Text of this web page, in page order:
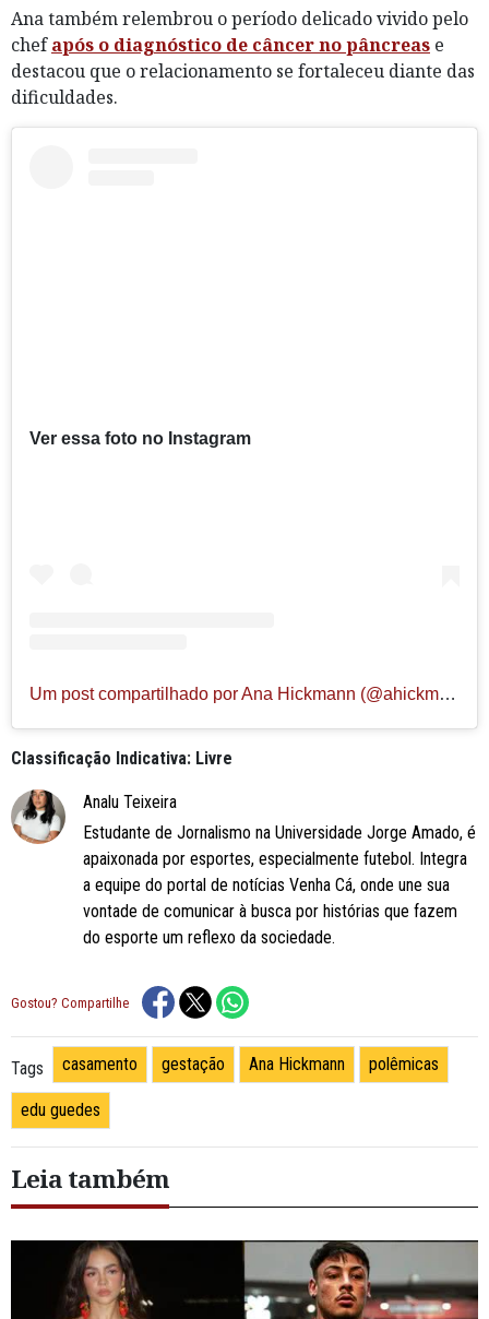
Ana também relembrou o período delicado vivido pelo
chefapós o diagnóstico de câncer no pâncreas e
destacou que o relacionamento se fortaleceu diante das
dificuldades.
Ver essa foto no Instagram
Um post compartilhado por Ana Hickmann (@ahickmann)
Classificação Indicativa: Livre
Analu Teixeira
Estudante de Jornalismo na Universidade Jorge Amado, é
apaixonada por esportes, especialmente futebol. Integra
a equipe do portal de notícias Venha Cá, onde une sua
vontade de comunicar à busca por histórias que fazem
do esporte um reflexo da sociedade.
Gostou? Compartilhe
Tags casamento gestação Ana Hickmann polêmicas
edu guedes
Leia também